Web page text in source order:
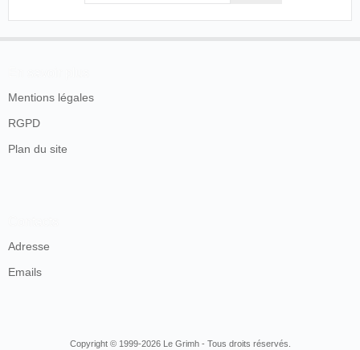
Mentions légales
RGPD
Plan du site
Adresse
Emails
Copyright © 1999-2026 Le Grimh - Tous droits réservés.